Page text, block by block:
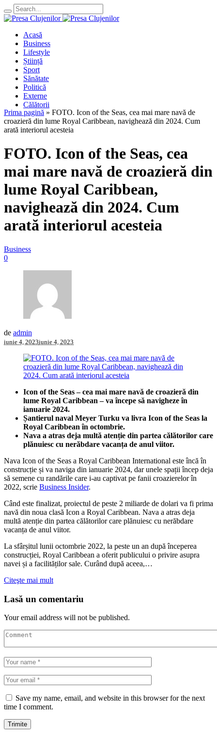
Acasă
Business
Lifestyle
Știință
Sport
Sănătate
Politică
Externe
Călătorii
Prima pagină » FOTO. Icon of the Seas, cea mai mare navă de
croazieră din lume Royal Caribbean, navighează din 2024. Cum
arată interiorul acesteia
FOTO. Icon of the Seas, cea
mai mare navă de croazieră din
lume Royal Caribbean,
navighează din 2024. Cum
arată interiorul acesteia
Business
0
de admin
iunie 4, 2023iunie 4, 2023
Icon of the Seas – cea mai mare navă de croazieră din
lume Royal Caribbean – va începe să navigheze în
ianuarie 2024.
Șantierul naval Meyer Turku va livra Icon of the Seas la
Royal Caribbean în octombrie.
Nava a atras deja multă atenție din partea călătorilor care
plănuiesc cu nerăbdare vacanța de anul viitor.
Nava Icon of the Seas a Royal Caribbean International este încă în
construcție și va naviga din ianuarie 2024, dar unele spații încep deja
să semene cu randările care i-au captivat pe fanii croazierelor în
2022, scrie Business Insider.
Când este finalizat, proiectul de peste 2 miliarde de dolari va fi prima
navă din noua clasă Icon a Royal Caribbean. Nava a atras deja
multă atenție din partea călătorilor care plănuiesc cu nerăbdare
vacanța de anul viitor.
La sfârșitul lunii octombrie 2022, la peste un an după începerea
construcției, Royal Caribbean a oferit publicului o privire asupra
navei și a facilităților sale. Curând după aceea,…
Citeşte mai mult
Lasă un comentariu
Your email address will not be published.
Save my name, email, and website in this browser for the next
time I comment.